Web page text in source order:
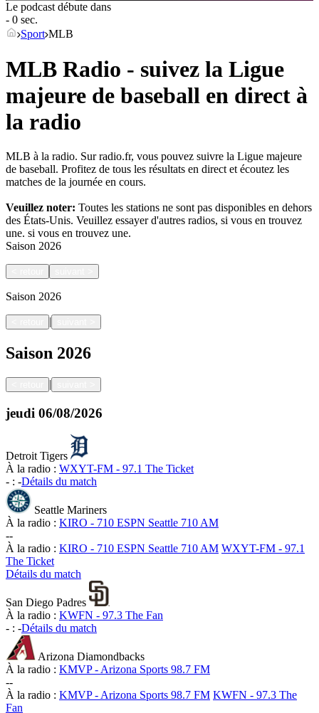
Le podcast débute dans
- 0 sec.
Sport MLB
MLB Radio - suivez la Ligue
majeure de baseball en direct à
la radio
MLB à la radio. Sur radio.fr, vous pouvez suivre la Ligue majeure
de baseball. Profitez de tous les résultats en direct et écoutez les
matches de la journée en cours.
Veuillez noter: Toutes les stations ne sont pas disponibles en dehors
des États-Unis. Veuillez essayer d'autres radios, si vous en trouvez
une. si vous en trouvez une.
Saison 2026
Saison 2026
|
Saison 2026
|
jeudi 06/08/2026
Detroit Tigers
À la radio : WXYT-FM - 97.1 The Ticket
- : -Détails du match
Seattle Mariners
À la radio : KIRO - 710 ESPN Seattle 710 AM
--
À la radio : KIRO - 710 ESPN Seattle 710 AM WXYT-FM - 97.1
The Ticket
Détails du match
San Diego Padres
À la radio : KWFN - 97.3 The Fan
- : -Détails du match
Arizona Diamondbacks
À la radio : KMVP - Arizona Sports 98.7 FM
--
À la radio : KMVP - Arizona Sports 98.7 FM KWFN - 97.3 The
Fan